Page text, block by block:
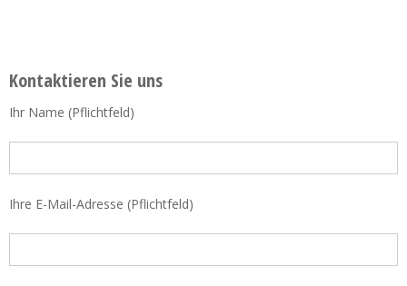
Kontaktieren Sie uns
Ihr Name (Pflichtfeld)
Ihre E-Mail-Adresse (Pflichtfeld)